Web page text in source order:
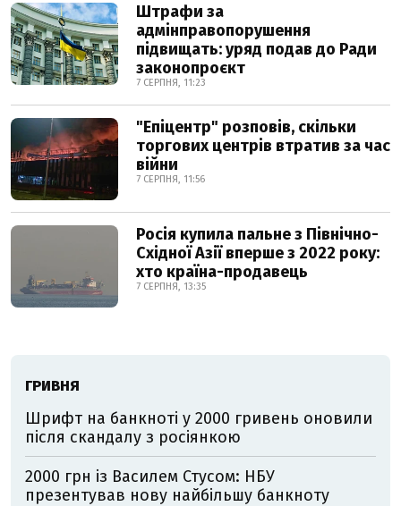
Штрафи за
адмінправопорушення
підвищать: уряд подав до Ради
законопроєкт
7 СЕРПНЯ, 11:23
"Епіцентр" розповів, скільки
торгових центрів втратив за час
війни
7 СЕРПНЯ, 11:56
Росія купила пальне з Північно-
Східної Азії вперше з 2022 року:
хто країна-продавець
7 СЕРПНЯ, 13:35
ГРИВНЯ
Шрифт на банкноті у 2000 гривень оновили
після скандалу з росіянкою
2000 грн із Василем Стусом: НБУ
презентував нову найбільшу банкноту